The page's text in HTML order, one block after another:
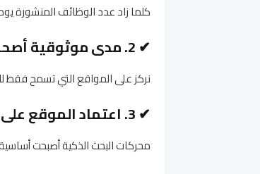
كلما زاد عدد الوظائف المنشورة
✔2. مدى موثوقية أصحاب العمل
نركز على المواقع التي تسمح فقط
✔3. اعتماد الموقع على تقنيات الذكاء الاصطناعي
محركات البحث الذكية أصبحت